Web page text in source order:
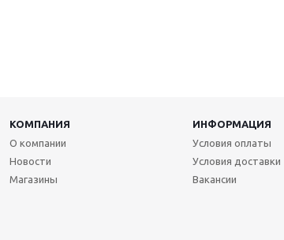
КОМПАНИЯ ИНФОРМАЦИЯ
О компании
Новости
Магазины
Условия оплаты
Условия доставки
Вакансии